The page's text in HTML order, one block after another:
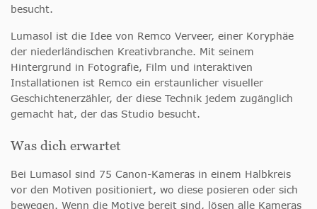
besucht.
Lumasol ist die Idee von Remco Verveer, einer Koryphäe
der niederländischen Kreativbranche. Mit seinem
Hintergrund in Fotografie, Film und interaktiven
Installationen ist Remco ein erstaunlicher visueller
Geschichtenerzähler, der diese Technik jedem zugänglich
gemacht hat, der das Studio besucht.
Was dich erwartet
Bei Lumasol sind 75 Canon-Kameras in einem Halbkreis
vor den Motiven positioniert, wo diese posieren oder sich
bewegen. Wenn die Motive bereit sind, lösen alle Kameras